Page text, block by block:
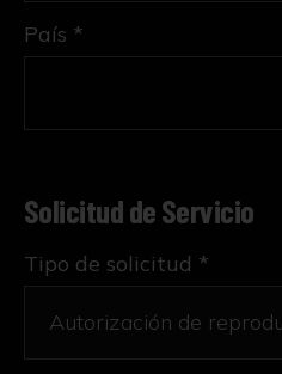
País *
Solicitud de Servicio
Tipo de solicitud *